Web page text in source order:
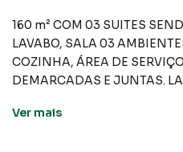
160 m² COM 03 SUITES
LAVABO, SALA 03
COZINHA, ÁREA DE
DEMARCADAS E JUNTAS.
Ver mais